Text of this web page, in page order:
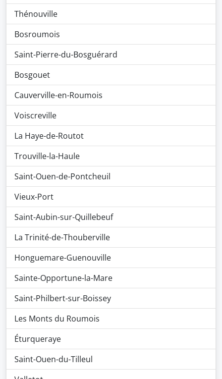
Thénouville
Bosroumois
Saint-Pierre-du-Bosguérard
Bosgouet
Cauverville-en-Roumois
Voiscreville
La Haye-de-Routot
Trouville-la-Haule
Saint-Ouen-de-Pontcheuil
Vieux-Port
Saint-Aubin-sur-Quillebeuf
La Trinité-de-Thouberville
Honguemare-Guenouville
Sainte-Opportune-la-Mare
Saint-Philbert-sur-Boissey
Les Monts du Roumois
Éturqueraye
Saint-Ouen-du-Tilleul